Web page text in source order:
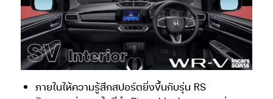
ภายในให้ความรู้สึกสปอร์ตยิ่งขึ้นกับรุ่น RS